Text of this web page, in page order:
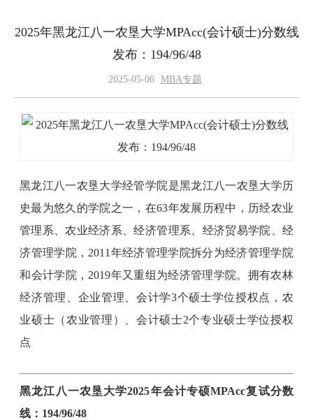
2025年黑龙江八一农垦大学MPAcc(会计硕士)分数线
发布：194/96/48
2025-05-06 MBA专题
黑龙江八一农垦大学经管学院是黑龙江八一农垦大学历
史最为悠久的学院之一，在63年发展历程中，历经农业
管理系、农业经济系、经济管理系、经济贸易学院、经
济管理学院，2011年经济管理学院拆分为经济管理学院
和会计学院，2019年又重组为经济管理学院。拥有农林
经济管理、企业管理、会计学3个硕士学位授权点，农
业硕士（农业管理）、会计硕士2个专业硕士学位授权
点
黑龙江八一农垦大学2025年会计专硕MPAcc复试分数
线：194/96/48